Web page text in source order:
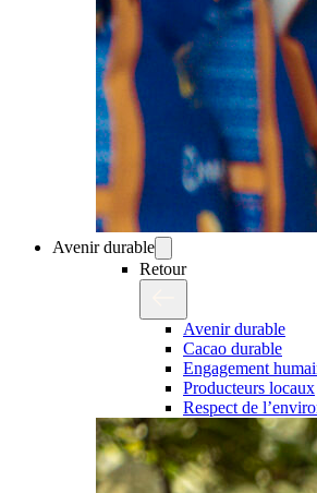
Avenir durable
Retour
Avenir durable
Cacao durable
Engagement
Producteurs locaux
Respect de